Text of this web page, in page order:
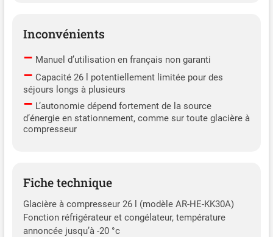
Inconvénients
– Manuel d’utilisation en français non garanti
– Capacité 26 l potentiellement limitée pour des
séjours longs à plusieurs
– L’autonomie dépend fortement de la source
d’énergie en stationnement, comme sur toute glacière à
compresseur
Fiche technique
Glacière à compresseur 26 l (modèle AR-HE-KK30A)
Fonction réfrigérateur et congélateur, température
annoncée jusqu’à -20 °c